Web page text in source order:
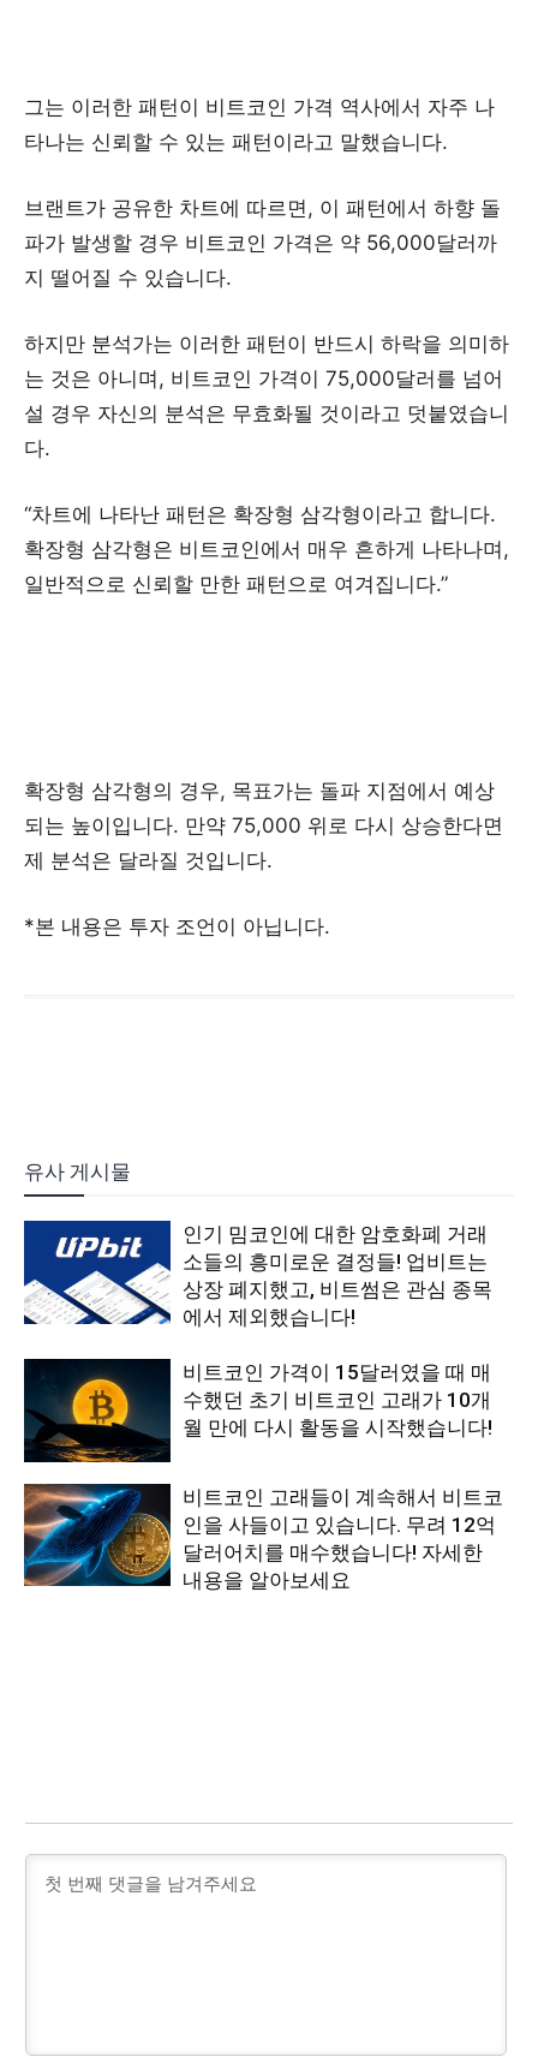
그는 이러한 패턴이 비트코인 가격 역사에서 자주 나
타나는 신뢰할 수 있는 패턴이라고 말했습니다.
브랜트가 공유한 차트에 따르면, 이 패턴에서 하향 돌
파가 발생할 경우 비트코인 가격은 약 56,000달러까
지 떨어질 수 있습니다.
하지만 분석가는 이러한 패턴이 반드시 하락을 의미하
는 것은 아니며, 비트코인 가격이 75,000달러를 넘어
설 경우 자신의 분석은 무효화될 것이라고 덧붙였습니
다.
“차트에 나타난 패턴은 확장형 삼각형이라고 합니다.
확장형 삼각형은 비트코인에서 매우 흔하게 나타나며,
일반적으로 신뢰할 만한 패턴으로 여겨집니다.”
확장형 삼각형의 경우, 목표가는 돌파 지점에서 예상
되는 높이입니다. 만약 75,000 위로 다시 상승한다면
제 분석은 달라질 것입니다.
*본 내용은 투자 조언이 아닙니다.
유사 게시물
인기 밈코인에 대한 암호화폐 거래
소들의 흥미로운 결정들! 업비트는
상장 폐지했고, 비트썸은 관심 종목
에서 제외했습니다!
비트코인 가격이 15달러였을 때 매
수했던 초기 비트코인 고래가 10개
월 만에 다시 활동을 시작했습니다!
비트코인 고래들이 계속해서 비트코
인을 사들이고 있습니다. 무려 12억
달러어치를 매수했습니다! 자세한
내용을 알아보세요